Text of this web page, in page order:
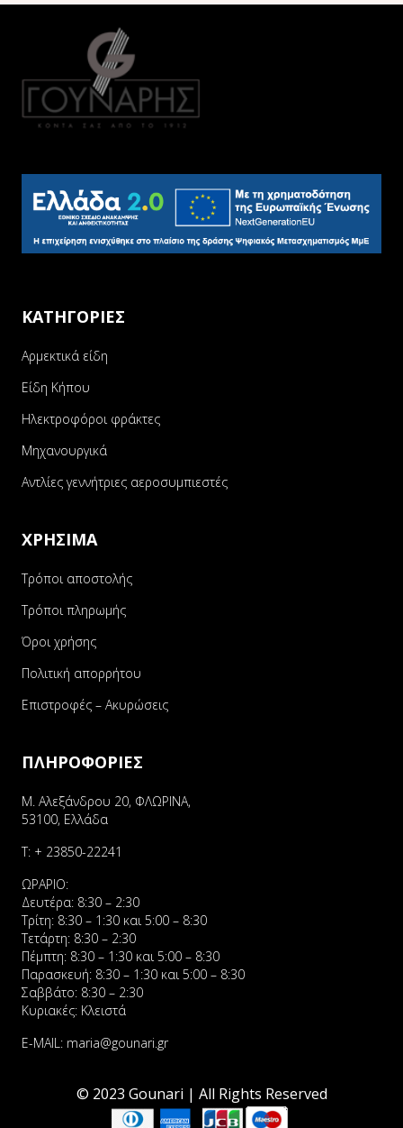
ΚΑΤΗΓΟΡΙΕΣ
Αρμεκτικά είδη
Είδη Κήπου
Ηλεκτροφόροι φράκτες
Μηχανουργικά
Αντλίες γεννήτριες αεροσυμπιεστές
ΧΡΗΣΙΜΑ
Τρόποι αποστολής
Τρόποι πληρωμής
Όροι χρήσης
Πολιτική απορρήτου
Επιστροφές – Ακυρώσεις
ΠΛΗΡΟΦΟΡΙΕΣ
Μ. Αλεξάνδρου 20, ΦΛΩΡΙΝΑ,
53100, Ελλάδα
Τ: + 23850-22241
ΩΡΑΡΙΟ:
Δευτέρα: 8:30 – 2:30
Τρίτη: 8:30 – 1:30 και 5:00 – 8:30
Τετάρτη: 8:30 – 2:30
Πέμπτη: 8:30 – 1:30 και 5:00 – 8:30
Παρασκευή: 8:30 – 1:30 και 5:00 – 8:30
Σαββάτο: 8:30 – 2:30
Κυριακές: Κλειστά
E-MAIL: maria@gounari.gr
© 2023 Gounari | All Rights Reserved